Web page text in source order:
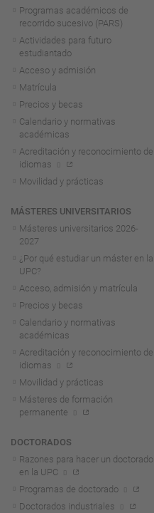
Programas académicos de
recorrido sucesivo (PARS)
Actividades para futuro
estudiantado
Acceso y admisión
Matrícula
Precios y becas
Calendario y normativas
académicas
Acreditación y reconocimiento de
idiomas
Movilidad y prácticas
MÁSTERES UNIVERSITARIOS
Másteres universitarios 2026-
2027
¿Por qué estudiar un máster en la
UPC?
Acceso, admisión y matrícula
Precios y becas
Calendario y normativas
académicas
Acreditación y reconocimiento de
idiomas
Movilidad y prácticas
Másteres de formación
permanente
DOCTORADOS
Razones para hacer un doctorado
en la UPC
Programas de doctorado
Doctorados industriales